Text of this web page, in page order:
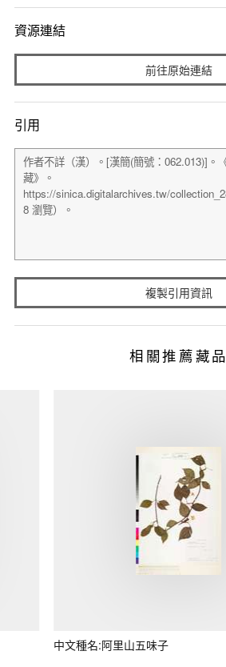
資源連結
前往原始連結
引用
複製引用資訊
相關推薦藏品
中文種名:阿里山五味子